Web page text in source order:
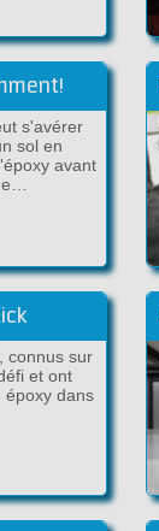
s'avérer
sol en
avant
connus sur
et ont
époxy dans